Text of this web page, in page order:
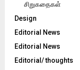
சிறுகதைகள்
Design
Editorial News
Editorial News
Editorial/ thoughts